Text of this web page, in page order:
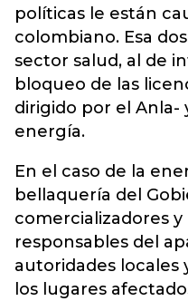
políticas le están
colombiano. Esa
sector salud, al de
bloqueo de las
dirigido por el Anla-
energía.
En el caso de la
bellaquería del
comercializadores
responsables del
autoridades locales
los lugares